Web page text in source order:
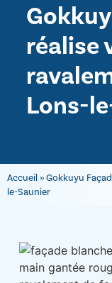
réalise
Lons-
Accueil»Gokkuyu
le-Saunier